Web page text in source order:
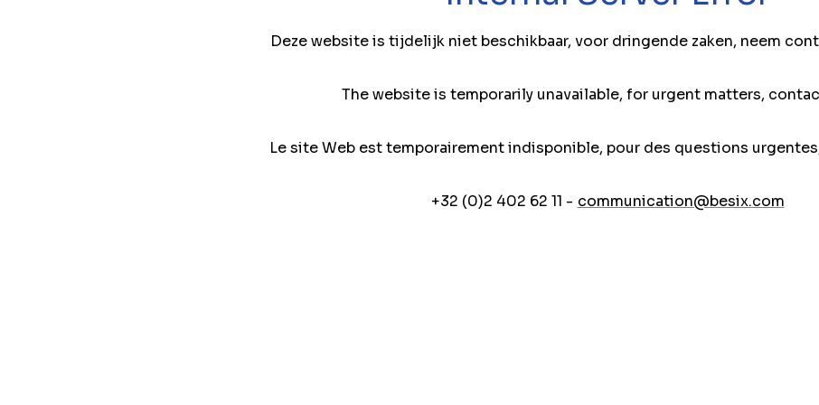
Deze website is tijdelijk niet beschikbaar, voor dringende zaken, neem
The website is temporarily unavailable, for urgent matters,
Le site Web est temporairement indisponible, pour des questions
+32 (0)2 402 62 11 - communication@besix.com